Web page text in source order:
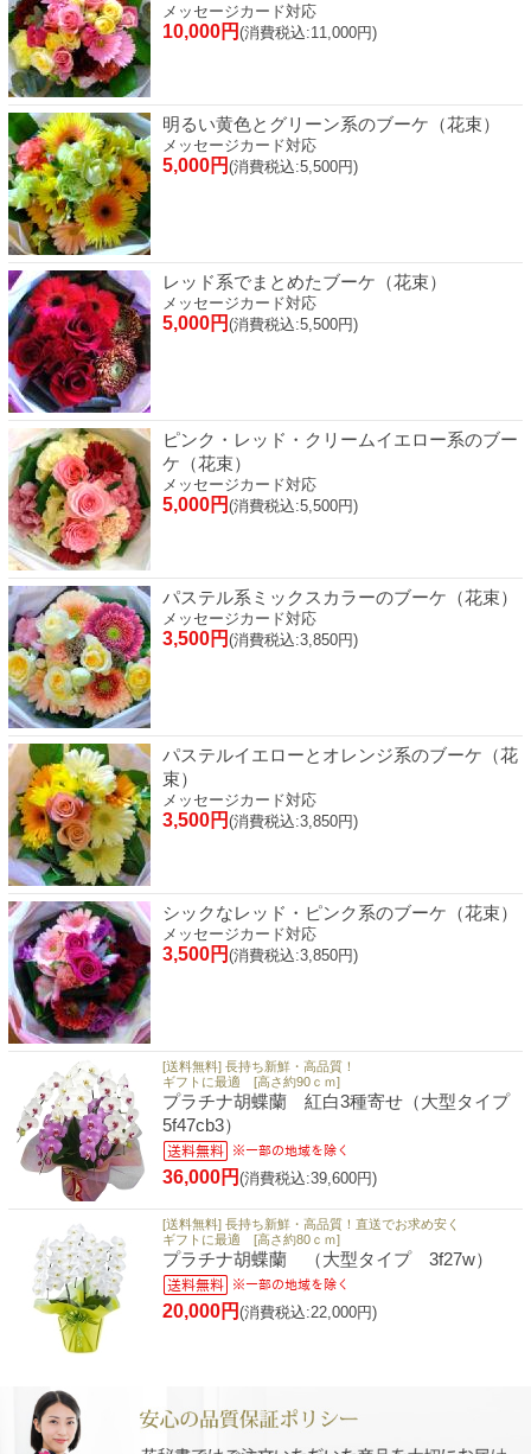
メッセージカード対応
10,000円 (消費税込:11,000円)
明るい黄色とグリーン系のブーケ（花束）
メッセージカード対応
5,000円 (消費税込:5,500円)
レッド系でまとめたブーケ（花束）
メッセージカード対応
5,000円 (消費税込:5,500円)
ピンク・レッド・クリームイエロー系のブー
ケ（花束）
メッセージカード対応
5,000円 (消費税込:5,500円)
パステル系ミックスカラーのブーケ（花束）
メッセージカード対応
3,500円 (消費税込:3,850円)
パステルイエローとオレンジ系のブーケ（花
束）
メッセージカード対応
3,500円 (消費税込:3,850円)
シックなレッド・ピンク系のブーケ（花束）
メッセージカード対応
3,500円 (消費税込:3,850円)
[送料無料] 長持ち新鮮・高品質！
ギフトに最適 [高さ約90ｃｍ]
プラチナ胡蝶蘭 紅白3種寄せ（大型タイプ
5f47cb3）
36,000円 (消費税込:39,600円)
[送料無料] 長持ち新鮮・高品質！直送でお求め安く
ギフトに最適 [高さ約80ｃｍ]
プラチナ胡蝶蘭 （大型タイプ 3f27w）
20,000円 (消費税込:22,000円)